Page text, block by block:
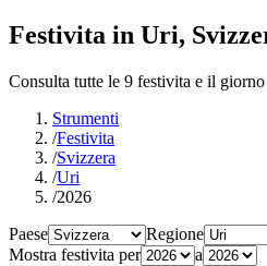
Festivita in Uri,
Consulta tutte le 9 festivita e il
Strumenti
/Festivita
/Svizzera
/Uri
/2026
Paese
Regione
Mostra festivita per
a